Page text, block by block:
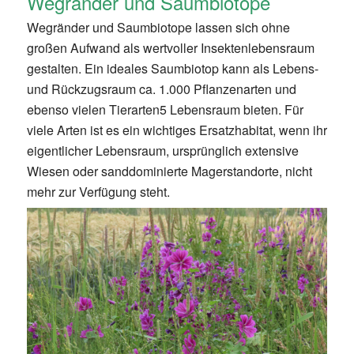
Wegränder und Saumbiotope lassen sich ohne
großen Aufwand als wertvoller Insektenlebensraum
gestalten. Ein ideales Saumbiotop kann als Lebens-
und Rückzugsraum ca. 1.000 Pflanzenarten und
ebenso vielen Tierarten5 Lebensraum bieten. Für
viele Arten ist es ein wichtiges Ersatzhabitat, wenn ihr
eigentlicher Lebensraum, ursprünglich extensive
Wiesen oder sanddominierte Magerstandorte, nicht
mehr zur Verfügung steht.